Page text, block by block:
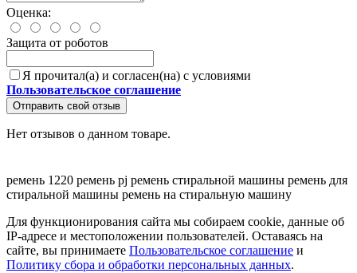
Оценка:
Защита от роботов
Я прочитал(а) и согласен(на) с условиями
Пользовательское соглашение
Отправить свой отзыв
Нет отзывов о данном товаре.
ремень 1220 ремень pj ремень стиральной машины ремень для
стиральной машины ремень на стиральную машину
Для функционирования сайта мы собираем cookie, данные об
IP-адресе и местоположении пользователей. Оставаясь на
сайте, вы принимаете Пользовательское соглашение и
Политику сбора и обработки персональных данных.